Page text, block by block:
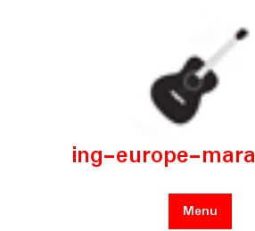
ing-europe-
Menu